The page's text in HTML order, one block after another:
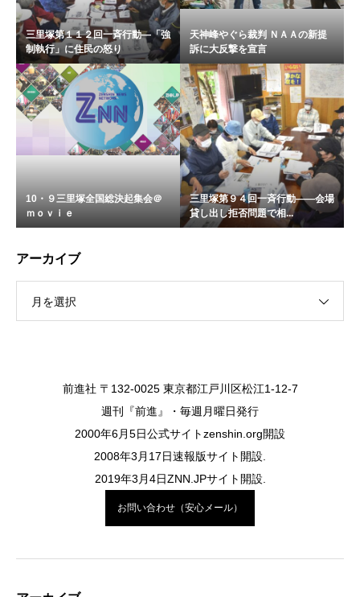
三里塚第１１２回一斉行動―「強
制執行」に住民の怒り
天神峰やぐら裁判 ＮＡＡの新提
訴に大反撃を宣言
10・９三里塚全国総決起集会＠
ｍｏｖｉｅ
三里塚第９４回一斉行動――会場
貸し出し拒否問題で相...
アーカイブ
月を選択
前進社 〒132-0025 東京都江戸川区松江1-12-7
週刊『前進』・毎週月曜日発行
2000年6月5日公式サイトzenshin.org開設
2008年3月17日速報版サイト開設.
2019年3月4日ZNN.JPサイト開設.
お問い合わせ（安心メール）